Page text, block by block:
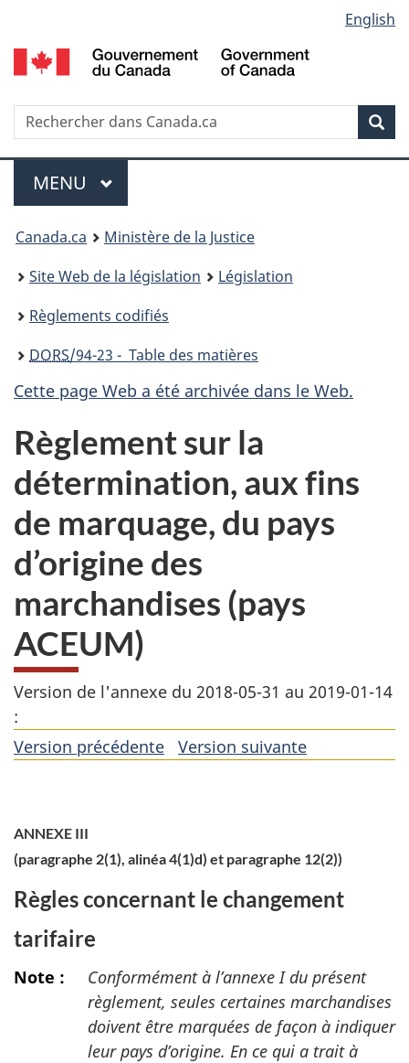
au
contenu
propos
de
la
HTML
simplifiée
selection
English
Recherche
Menu
MENU PRINCIPAL
You
are
here:
Canada.ca
Ministère de la Justice
Site Web de la législation
Législation
Règlements codifiés
DORS/94-23 - Table des matières
Cette page Web a été archivée dans le Web.
Règlement sur la
détermination, aux fins
de marquage, du pays
d’origine des
marchandises (pays
ACEUM)
Version de l'annexe du 2018-05-31 au 2019-01-14
:
Version précédente deVersion suivante
ANNEXE III
(paragraphe 2(1), alinéa 4(1)d) et paragraphe 12(2))
Règles concernant le changement
tarifaire
Note :
Conformément à l’annexe I du présent
règlement, seules certaines marchandises
doivent être marquées de façon à indiquer
leur pays d’origine. En ce qui a trait à